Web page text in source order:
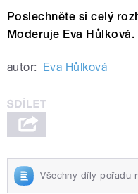
Poslechněte si celý
Moderuje Eva Hůlková.
autor: Eva Hůlková
Všechny díly pořadu